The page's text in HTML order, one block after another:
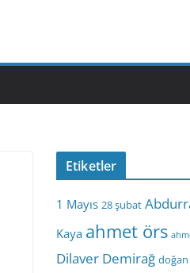
Etiketler
1 Mayıs 28 şubat
Kaya ahmet örs
Dilaver Demirağ